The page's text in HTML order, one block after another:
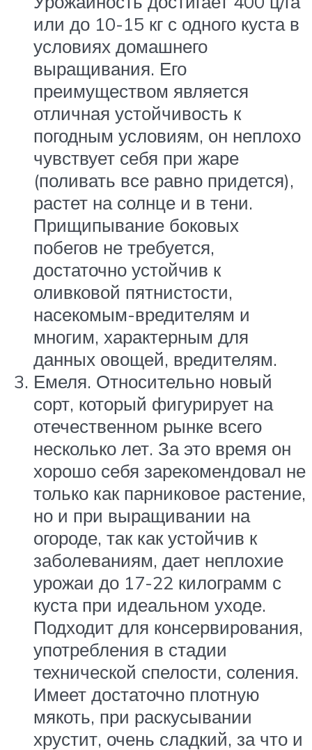
или до 10-15 кг с одного куста в
условиях домашнего
выращивания. Его
преимуществом является
отличная устойчивость к
погодным условиям, он неплохо
чувствует себя при жаре
(поливать все равно придется),
растет на солнце и в тени.
Прищипывание боковых
побегов не требуется,
достаточно устойчив к
оливковой пятнистости,
насекомым-вредителям и
многим, характерным для
данных овощей, вредителям.
Емеля. Относительно новый
сорт, который фигурирует на
отечественном рынке всего
несколько лет. За это время он
хорошо себя зарекомендовал не
только как парниковое растение,
но и при выращивании на
огороде, так как устойчив к
заболеваниям, дает неплохие
урожаи до 17-22 килограмм с
куста при идеальном уходе.
Подходит для консервирования,
употребления в стадии
технической спелости, соления.
Имеет достаточно плотную
мякоть, при раскусывании
хрустит, очень сладкий, за что и